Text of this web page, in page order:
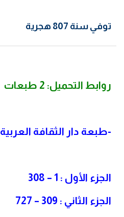
توفي سنة 807 هجرية
روابط التحميل: 2 طبعات
-طبعة دار الثقافة العربية
الجزء الأول : 1 – 308
الجزء الثاني : 309 – 727